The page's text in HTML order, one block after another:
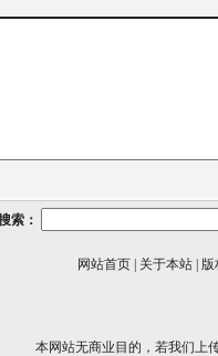
索：
网站首页 关于本站 版
本网站无商业目的，若我们上